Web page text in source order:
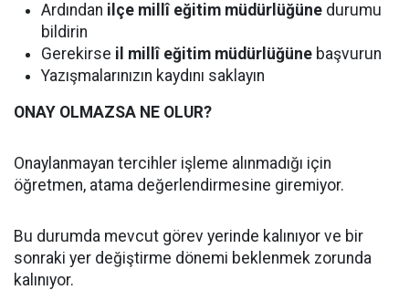
Ardından ilçe millî eğitim müdürlüğüne durumu
bildirin
Gerekirse il millî eğitim müdürlüğüne başvurun
Yazışmalarınızın kaydını saklayın
ONAY OLMAZSA NE OLUR?
Onaylanmayan tercihler işleme alınmadığı için
öğretmen, atama değerlendirmesine giremiyor.
Bu durumda mevcut görev yerinde kalınıyor ve bir
sonraki yer değiştirme dönemi beklenmek zorunda
kalınıyor.